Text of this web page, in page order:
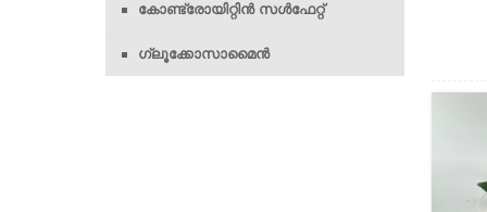
കോണ്ട്രോയിറ്റിൻ സൾഫേറ്റ്
ഗ്ലൂക്കോസാമൈൻ